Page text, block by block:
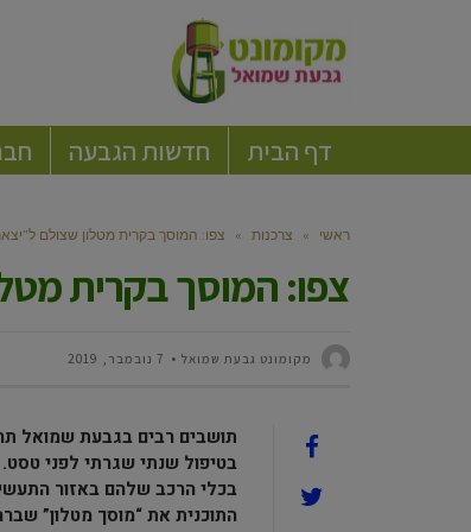
דף הבית חדשות הגבעה
ראשי » צרכנות » צפו: המוסך בקרית מטלון שצולם
צפו: המוסך בקרית
מקומונט גבעת שמואל 7 נובמבר, 2019
תושבים רבים בגבעת שמואל
בטיפול שנתי שגרתי לפני
בכלי הרכב שלהם באזור
התוכנית את “מוסך מטלון”